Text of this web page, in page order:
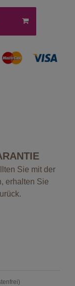
Sie mit der
erhalten Sie